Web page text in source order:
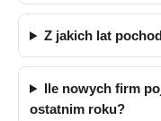
Z jakich lat
Ile nowych firm
ostatnim roku?